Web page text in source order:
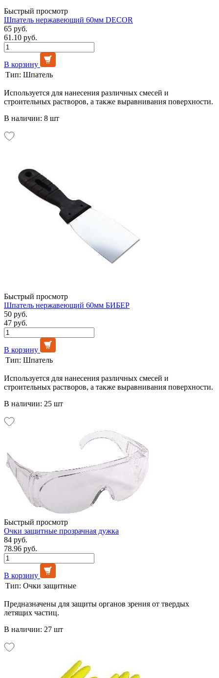
Быстрый просмотр
Шпатель нержавеющий 60мм DECOR
65 руб.
61.10 руб.
В корзину
Тип: Шпатель
Используется для нанесения различных смесей и
строительных растворов, а также выравнивания поверхности.
В наличии: 8 шт
Быстрый просмотр
Шпатель нержавеющий 60мм БИБЕР
50 руб.
47 руб.
В корзину
Тип: Шпатель
Используется для нанесения различных смесей и
строительных растворов, а также выравнивания поверхности.
В наличии: 25 шт
Быстрый просмотр
Очки защитные прозрачная дужка
84 руб.
78.96 руб.
В корзину
Тип: Очки защитные
Предназначены для защиты органов зрения от твердых
летящих частиц.
В наличии: 27 шт